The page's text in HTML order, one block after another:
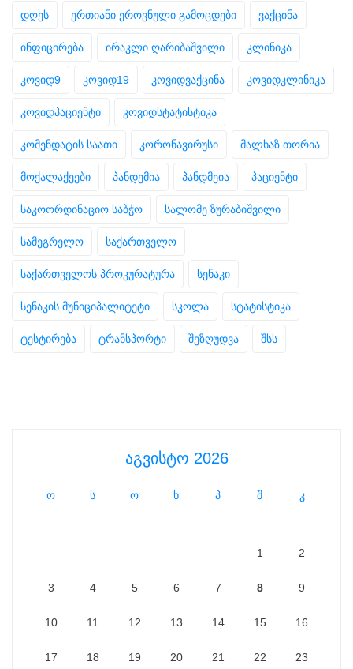
დღეს ერთიანი ეროვნული გამოცდები ვაქცინა
ინფიცირება ირაკლი ღარიბაშვილი კლინიკა
კოვიდ9 კოვიდ19 კოვიდვაქცინა კოვიდკლინიკა
კოვიდპაციენტი კოვიდსტატისტიკა
კომენდატის საათი კორონავირუსი მალხაზ თორია
მოქალაქეები პანდემია პანდმეია პაციენტი
საკოორდინაციო საბჭო სალომე ზურაბიშვილი
სამეგრელო საქართველო
საქართველოს პროკურატურა სენაკი
სენაკის მუნიციპალიტეტი სკოლა სტატისტიკა
ტესტირება ტრანსპორტი შეზღუდვა შსს
აგვისტო 2026
ო ს ო ხ პ შ კ
1 2
3 4 5 6 7 8 9
10 11 12 13 14 15 16
17 18 19 20 21 22 23